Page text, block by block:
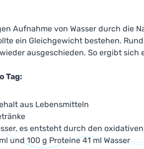
Aufnahme von Wasser durch die
ein Gleichgewicht bestehen.
ausgeschieden. So ergibt sich
Tag:
aus Lebensmitteln
es entsteht durch den
und 100 g Proteine 41 ml Wasser